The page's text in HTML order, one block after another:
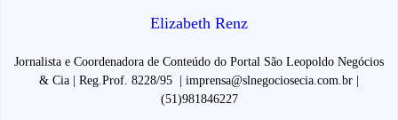
Elizabeth Renz
Jornalista e Coordenadora de Conteúdo do Portal São Leopoldo Negócios
& Cia | Reg.Prof. 8228/95 | imprensa@slnegociosecia.com.br |
(51)981846227